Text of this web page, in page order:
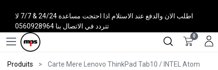
اطلب الان والدفع عند الاستلام اذا احتجت مساعدة 24/24 & 7/7 لا
تتردد في الاتصال بنا 0560928964
0
Produits Carte Mere Lenovo ThinkPad Tab10 / INTEL Atom